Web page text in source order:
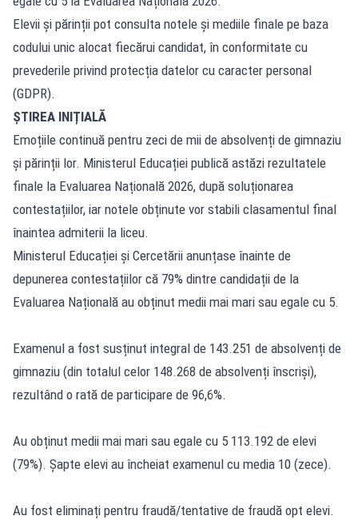
Elevii și părinții pot consulta notele și mediile finale pe baza
codului unic alocat fiecărui candidat, în conformitate cu
prevederile privind protecția datelor cu caracter personal
(GDPR).
ȘTIREA INIȚIALĂ
Emoțiile continuă pentru zeci de mii de absolvenți de gimnaziu
și părinții lor. Ministerul Educației publică astăzi rezultatele
finale la Evaluarea Națională 2026, după soluționarea
contestațiilor, iar notele obținute vor stabili clasamentul final
înaintea admiterii la liceu.
Ministerul Educației și Cercetării anunțase înainte de
depunerea contestațiilor că 79% dintre candidații de la
Evaluarea Națională au obținut medii mai mari sau egale cu 5.
Examenul a fost susținut integral de 143.251 de absolvenți de
gimnaziu (din totalul celor 148.268 de absolvenți înscriși),
rezultând o rată de participare de 96,6%.
Au obținut medii mai mari sau egale cu 5 113.192 de elevi
(79%). Șapte elevi au încheiat examenul cu media 10 (zece).
Au fost eliminați pentru fraudă/tentative de fraudă opt elevi.